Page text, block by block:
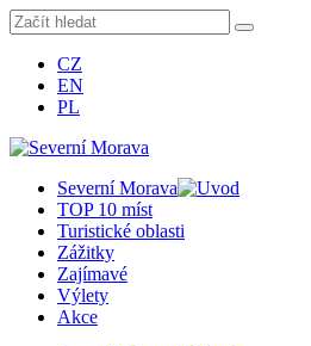
CZ
EN
PL
Severní Morava
TOP 10 míst
Turistické oblasti
Zážitky
Zajímavé
Výlety
Akce